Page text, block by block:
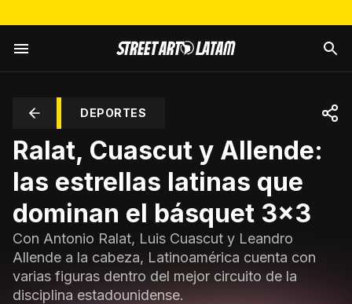
DEPORTES
Ralat, Cuascut y Allende:
las estrellas latinas que
dominan el básquet 3x3
Con Antonio Ralat, Luis Cuascut y Leandro
Allende a la cabeza, Latinoamérica cuenta con
varias figuras dentro del mejor circuito de la
disciplina estadounidense.